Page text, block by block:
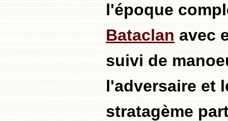
l'époque
Bataclan avec
suivi de
l'adversaire et
stratagème